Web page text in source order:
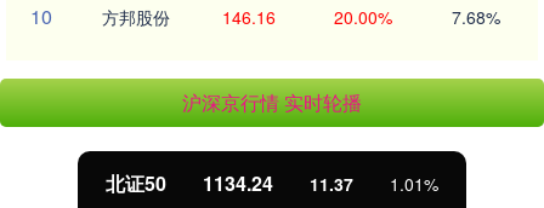
10 方邦股份 146.16 20.00% 7.68%
沪深京行情 实时轮播
北证50 1134.24 11.37 1.01%